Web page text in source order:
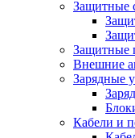
Защитные
Защитные
Внешние
Зарядные
Кабели и